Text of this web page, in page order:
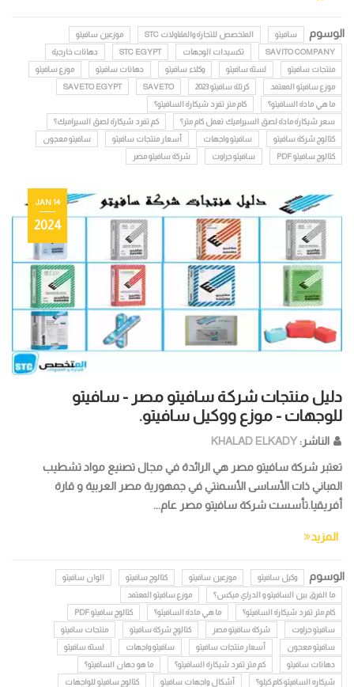
الوسوم سافيتو المتخصص للتجارة والمقاولات STC
موزعين سافيتو
SAVITO COMPANY
تكسيدات الوجهات STC EGYPT
دهانات خارجية
منتجات سافيتو
لستة سافيتو وكلاء سافيتو دهانات سافيتو
موزع سافيتو
موزع سافيتو المعتمد
كرتلة سافيتو 2023 SAVETO
SAVETO EGYPT
ما هي مادة السافيتو؟
كام متر تفرد شيكارة السافيتو؟
سعر شيكارة مادة لصق السيراميك تعمل كام متر؟
كم تفرد شيكارة لصق السيراميك؟
كتالوج شركة سافيتو
سافيتو واجهات أسعار منتجات سافيتو
سافيتو معجون
كتالوج سافيتو PDF
سافيتو جراوت شركة سافيتو مصر
دليل منتجات شركة سافيتو مصر - سافيتو
للوجهات - موزع ووكيل سافيتو.
14 JAN
2024
الناشر: KHALAD ELKADY
تعتبر شركة سافيتو مصر هي الرائدة في مجال تصنيع مواد تشطيب
المباني ذات الأساسى الأسمنتي في جمهورية مصر العربية و قارة
أفريقيا.تأسست شركة سافيتو مصر عام...
المزيد
الوسوم وكيل سافيتو موزعين سافيتو كتالوج سافيتو
الوان سافيتو
ما الفرق بين السافيتو و الدراي ميكس؟
موزع سافيتو المعتمد
كام متر تفرد شيكارة السافيتو؟
ما هي مادة السافيتو؟
كتالوج سافيتو PDF
سافيتو جراوت
شركة سافيتو مصر كتالوج شركة سافيتو
منتجات سافيتو
سافيتو معجون
أسعار منتجات سافيتو سافيتو واجهات
لستة سافيتو
دهانات سافيتو
كم متر تفرد شيكارة السافيتو؟
ما هو دهان السافيتو؟
شيكاره السافيتو كام كيلو؟
أشكال واجهات سافيتو
كتالوج سافيتو للواجهات